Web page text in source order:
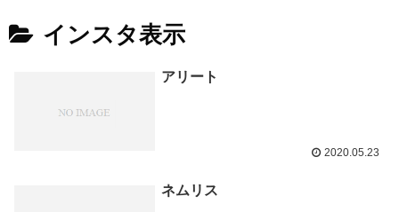
特集記事
インスタ表示
アリート
2020.05.23
ネムリス